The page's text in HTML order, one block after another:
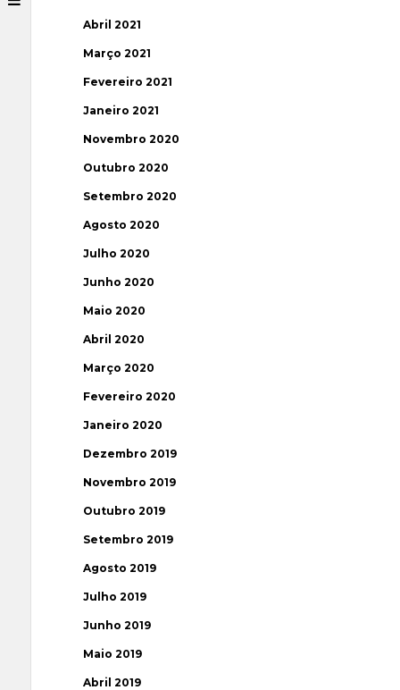
Abril 2021
Março 2021
Fevereiro 2021
Janeiro 2021
Novembro 2020
Outubro 2020
Setembro 2020
Agosto 2020
Julho 2020
Junho 2020
Maio 2020
Abril 2020
Março 2020
Fevereiro 2020
Janeiro 2020
Dezembro 2019
Novembro 2019
Outubro 2019
Setembro 2019
Agosto 2019
Julho 2019
Junho 2019
Maio 2019
Abril 2019